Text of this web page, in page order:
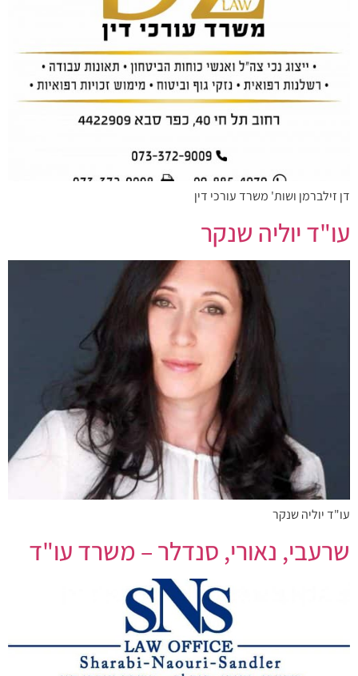
דן זילברמן ושות' משרד עורכי דין
עו"ד יוליה שנקר
עו"ד יוליה שנקר
שרעבי, נאורי, סנדלר – משרד עו"ד